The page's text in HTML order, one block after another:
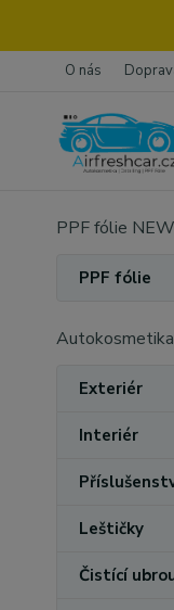
O nás
PPF fólie NEW
PPF fólie
Autokosmetika
Exteriér
Interiér
Leštičky
Čistící